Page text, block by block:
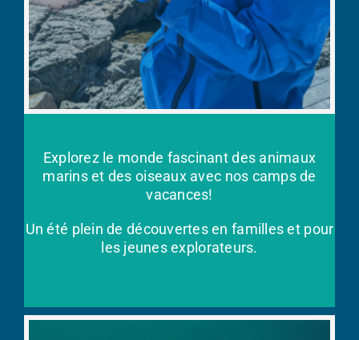
Explorez le monde fascinant des animaux
marins et des oiseaux avec nos camps de
vacances!
Un été plein de découvertes en familles et pour
les jeunes explorateurs.